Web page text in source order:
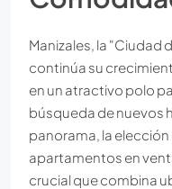
Manizales, la "Ciudad
continúa su
en un atractivo polo
búsqueda de nuevos
panorama, la
apartamentos en
crucial que combina